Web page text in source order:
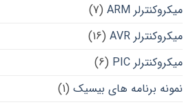
میکروکنترلر ARM
(7)
میکروکنترلر AVR
(16)
میکروکنترلر PIC
(6)
نمونه برنامه های بیسیک (1)